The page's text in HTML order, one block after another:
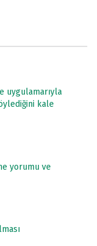
uygulamarıyla
kale
yorumu ve